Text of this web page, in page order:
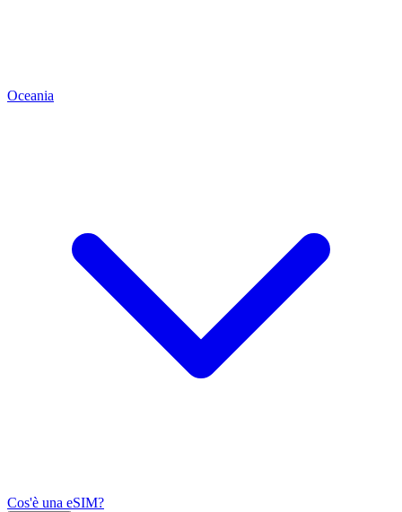
Oceania
Cos'è una eSIM?